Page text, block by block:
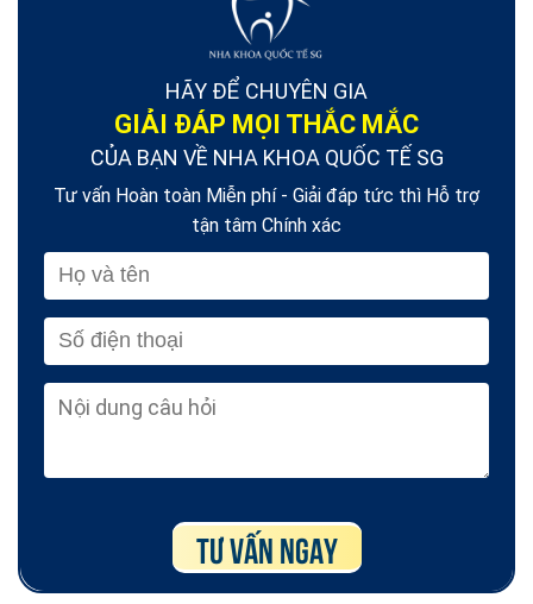
HÃY ĐỂ CHUYÊN GIA
GIẢI ĐÁP MỌI THẮC MẮC
CỦA BẠN VỀ NHA KHOA QUỐC TẾ SG
Tư vấn Hoàn toàn Miễn phí - Giải đáp tức thì Hỗ trợ
tận tâm Chính xác